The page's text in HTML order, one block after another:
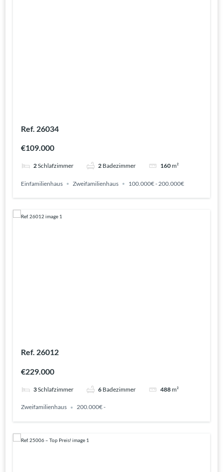
Ref. 26034
€109.000
2Schlafzimmer 2 Badezimmer 160m²
Einfamilienhaus Zweifamilienhaus 100.000€ - 200.000€
Ref. 26012
€229.000
3Schlafzimmer 6 Badezimmer 488m²
Zweifamilienhaus 200.000€ -